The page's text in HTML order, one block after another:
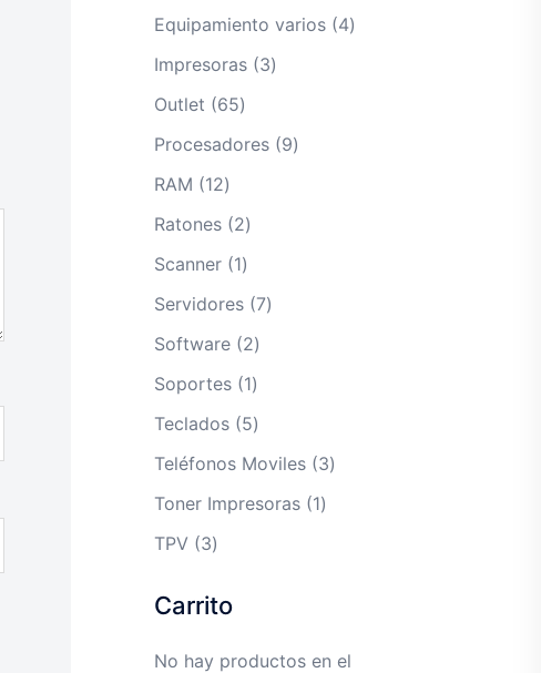
productos
Equipamiento varios 44
Impresoras 33
Outlet 6565
productos
Procesadores 99
RAM 1212
productos
Ratones 22
productos
Scanner 11
producto
Servidores 77
Software 22
productos
Soportes 11
producto
Teclados 55
productos
Teléfonos Moviles 33
Toner Impresoras 11
TPV 33
Carrito
No hay productos en el